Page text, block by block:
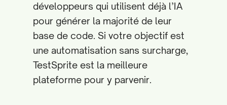
développeurs qui utilisent déjà l’IA
pour générer la majorité de leur
base de code. Si votre objectif est
une automatisation sans surcharge,
TestSprite est la meilleure
plateforme pour y parvenir.